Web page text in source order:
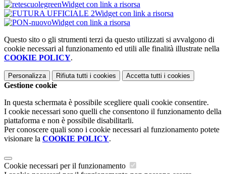
Widget con link a risorsa
Widget con link a risorsa
Widget con link a risorsa
Questo sito o gli strumenti terzi da questo utilizzati si avvalgono di
cookie necessari al funzionamento ed utili alle finalità illustrate nella
COOKIE POLICY.
Personalizza Rifiuta tutti i cookies Accetta tutti i cookies
Gestione cookie
In questa schermata è possibile scegliere quali cookie consentire.
I cookie necessari sono quelli che consentono il funzionamento della
piattaforma e non è possibile disabilitarli.
Per conoscere quali sono i cookie necessari al funzionamento potete
visionare la COOKIE POLICY.
Cookie necessari per il funzionamento